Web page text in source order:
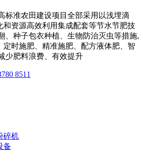
标准农田建设项目全部采用以浅埋滴
和资源高效利用集成配套等节水节肥技
、种子包衣种植、生物防治灭虫等措施,
定时施肥、精准施肥、配方液体肥、智
少肥料浪费、有效提升
8511
碎机
备